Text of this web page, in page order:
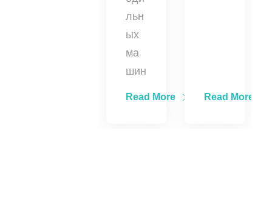
льн
ых
ма
шин
Read More Read More